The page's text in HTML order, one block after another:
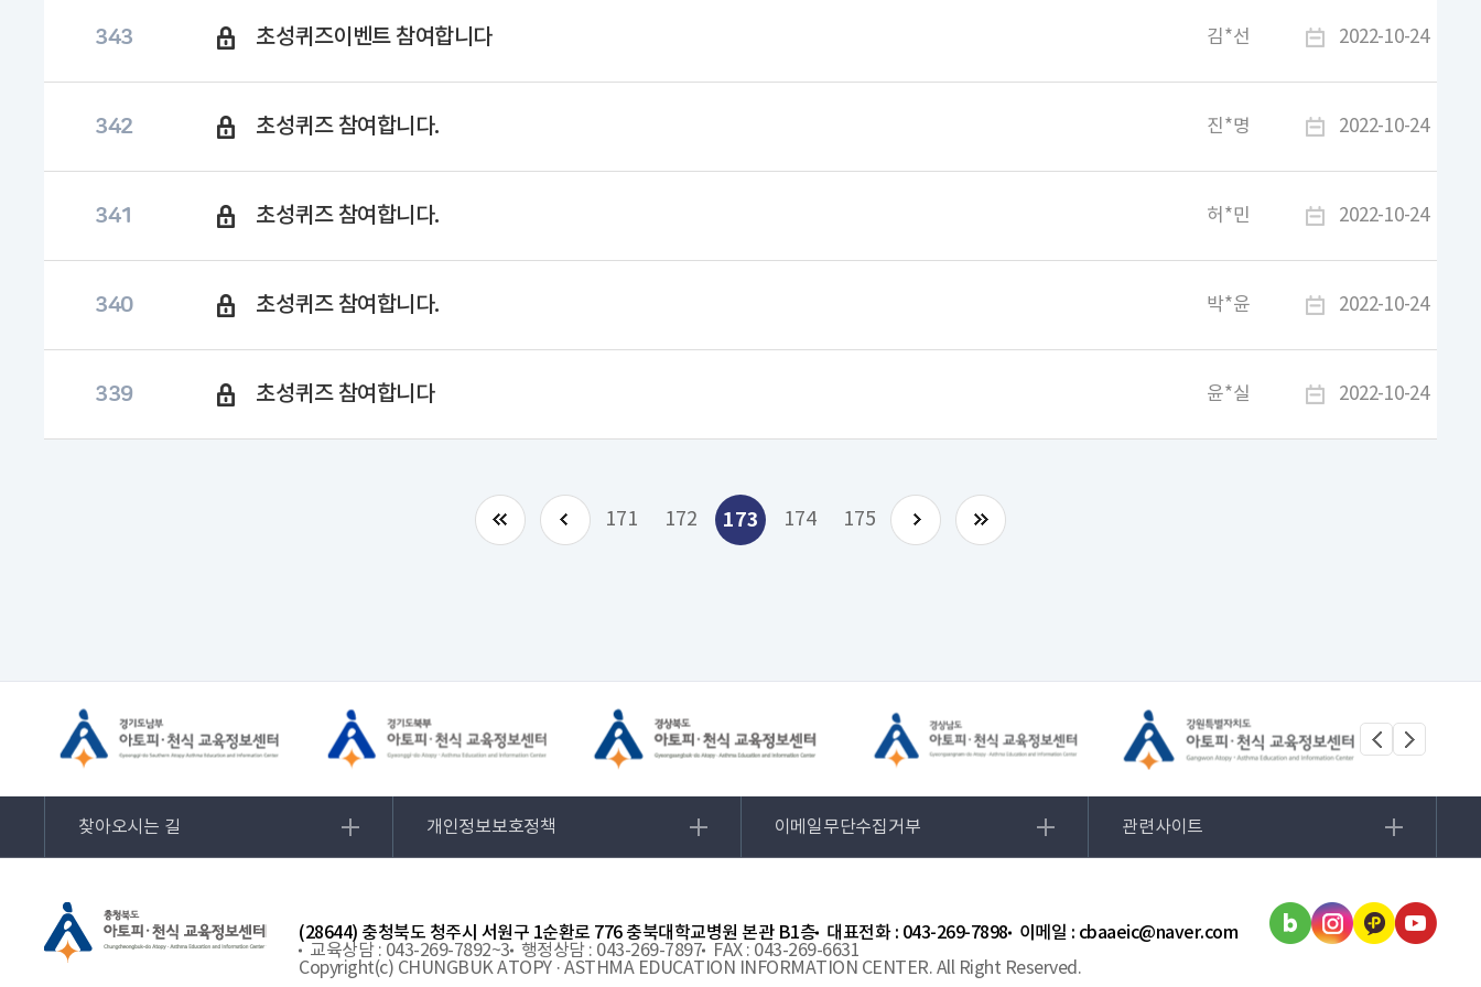
343 초성퀴즈이벤트 참여합니다 김*선 2022-10-24
342 초성퀴즈 참여합니다. 진*명 2022-10-24
341 초성퀴즈 참여합니다. 허*민 2022-10-24
340 초성퀴즈 참여합니다. 박*윤 2022-10-24
339 초성퀴즈 참여합니다 윤*실 2022-10-24
171 172 173 174 175
찾아오시는 길 개인정보보호정책 이메일무단수집거부 관련사이트
(28644) 충청북도 청주시 서원구 1순환로 776 충북대학교병원 본관 B1층 대표전화 : 043-269-7898
이메일 : cbaaeic@naver.com
교육상담 : 043-269-7892~3
행정상담 : 043-269-7897
FAX : 043-269-6631
Copyright(c) CHUNGBUK ATOPY · ASTHMA EDUCATION INFORMATION CENTER. All Right Reserved.